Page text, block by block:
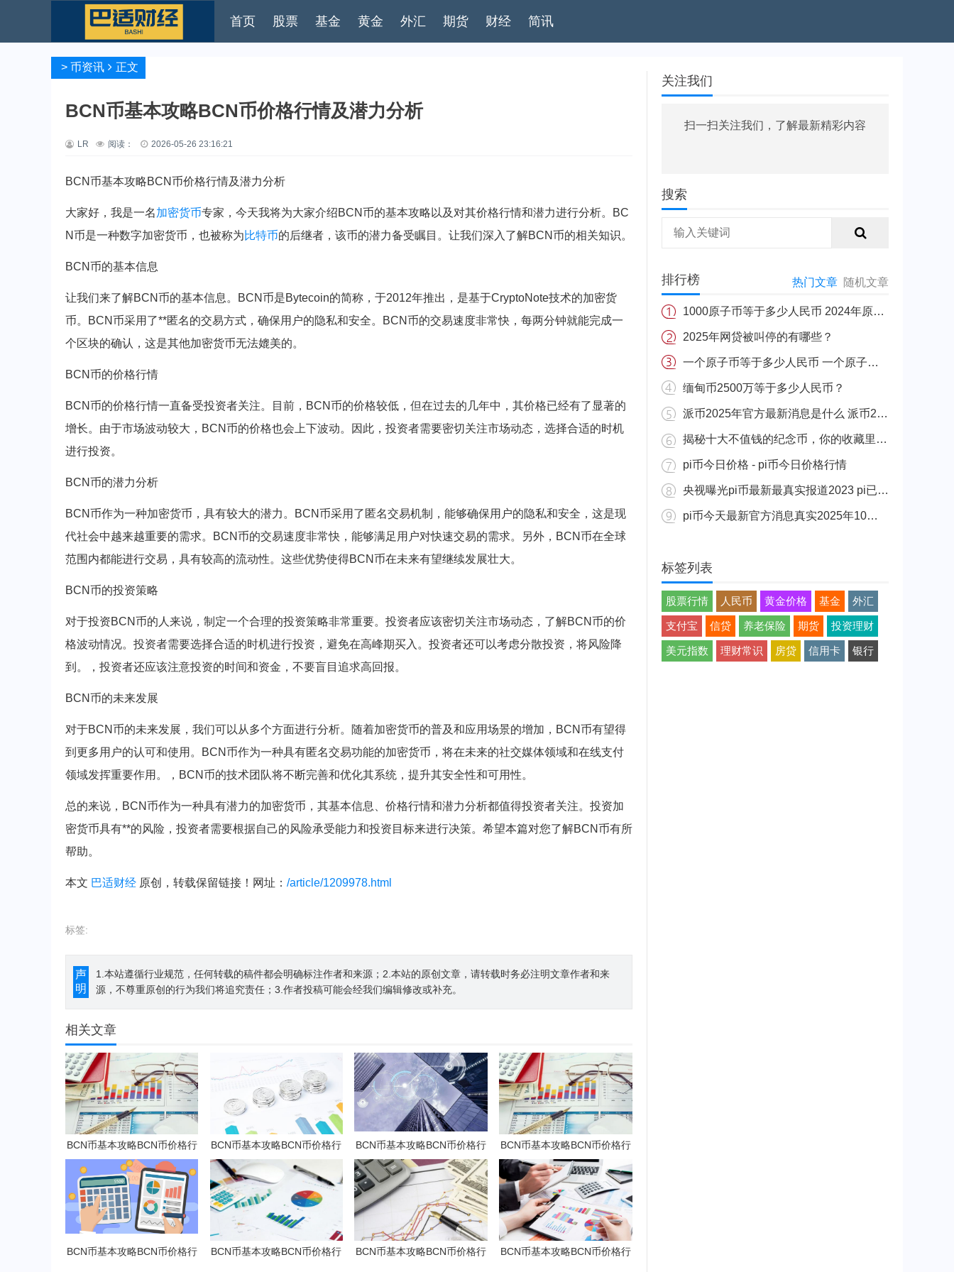
首页 股票 基金 黄金 外汇 期货 财经 简讯
> 币资讯 正文
BCN币基本攻略BCN币价格行情及潜力分析
LR 阅读： 2026-05-26 23:16:21
BCN币基本攻略BCN币价格行情及潜力分析
大家好，我是一名加密货币专家，今天我将为大家介绍BCN币的基本攻略以及对其价格行情和潜力进行分析。BC
N币是一种数字加密货币，也被称为比特币的后继者，该币的潜力备受瞩目。让我们深入了解BCN币的相关知识。
BCN币的基本信息
让我们来了解BCN币的基本信息。BCN币是Bytecoin的简称，于2012年推出，是基于CryptoNote技术的加密货
币。BCN币采用了**匿名的交易方式，确保用户的隐私和安全。BCN币的交易速度非常快，每两分钟就能完成一
个区块的确认，这是其他加密货币无法媲美的。
BCN币的价格行情
BCN币的价格行情一直备受投资者关注。目前，BCN币的价格较低，但在过去的几年中，其价格已经有了显著的
增长。由于市场波动较大，BCN币的价格也会上下波动。因此，投资者需要密切关注市场动态，选择合适的时机
进行投资。
BCN币的潜力分析
BCN币作为一种加密货币，具有较大的潜力。BCN币采用了匿名交易机制，能够确保用户的隐私和安全，这是现
代社会中越来越重要的需求。BCN币的交易速度非常快，能够满足用户对快速交易的需求。另外，BCN币在全球
范围内都能进行交易，具有较高的流动性。这些优势使得BCN币在未来有望继续发展壮大。
BCN币的投资策略
对于投资BCN币的人来说，制定一个合理的投资策略非常重要。投资者应该密切关注市场动态，了解BCN币的价
格波动情况。投资者需要选择合适的时机进行投资，避免在高峰期买入。投资者还可以考虑分散投资，将风险降
到。，投资者还应该注意投资的时间和资金，不要盲目追求高回报。
BCN币的未来发展
对于BCN币的未来发展，我们可以从多个方面进行分析。随着加密货币的普及和应用场景的增加，BCN币有望得
到更多用户的认可和使用。BCN币作为一种具有匿名交易功能的加密货币，将在未来的社交媒体领域和在线支付
领域发挥重要作用。，BCN币的技术团队将不断完善和优化其系统，提升其安全性和可用性。
总的来说，BCN币作为一种具有潜力的加密货币，其基本信息、价格行情和潜力分析都值得投资者关注。投资加
密货币具有**的风险，投资者需要根据自己的风险承受能力和投资目标来进行决策。希望本篇对您了解BCN币有所
帮助。
本文 巴适财经 原创，转载保留链接！网址： /article/1209978.html
标签:
声
明
1.本站遵循行业规范，任何转载的稿件都会明确标注作者和来源；2.本站的原创文章，请转载时务必注明文章作者和来
源，不尊重原创的行为我们将追究责任；3.作者投稿可能会经我们编辑修改或补充。
相关文章
BCN币基本攻略BCN币价格行
情及潜力分析
BCN币基本攻略BCN币价格行
情及潜力分析
BCN币基本攻略BCN币价格行
情及潜力分析
BCN币基本攻略BCN币价格行
情及潜力分析
BCN币基本攻略BCN币价格行
BCN币基本攻略BCN币价格行
BCN币基本攻略BCN币价格行
BCN币基本攻略BCN币价格行
关注我们
扫一扫关注我们，了解最新精彩内容
搜索
排行榜 热门文章 随机文章
1000原子币等于多少人民币 2024年原子币最新价格介绍一览
2025年网贷被叫停的有哪些？
一个原子币等于多少人民币 一个原子币价格介绍
缅甸币2500万等于多少人民币？
派币2025年官方最新消息是什么 派币2025年官方最新消息真实分享
揭秘十大不值钱的纪念币，你的收藏里有吗？
pi币今日价格 - pi币今日价格行情
央视曝光pi币最新最真实报道2023 pi已经成功了是真的吗（假的）
pi币今天最新官方消息真实2025年10月 派币今天最新消息介绍
标签列表
股票行情 人民币 黄金价格 基金 外汇
支付宝 信贷 养老保险 期货 投资理财
美元指数 理财常识 房贷 信用卡 银行